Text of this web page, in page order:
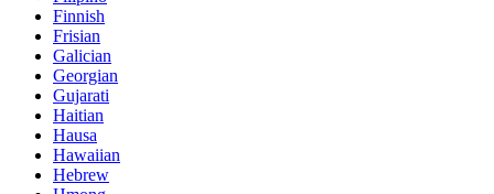
Finnish
Frisian
Galician
Georgian
Gujarati
Haitian
Hausa
Hawaiian
Hebrew